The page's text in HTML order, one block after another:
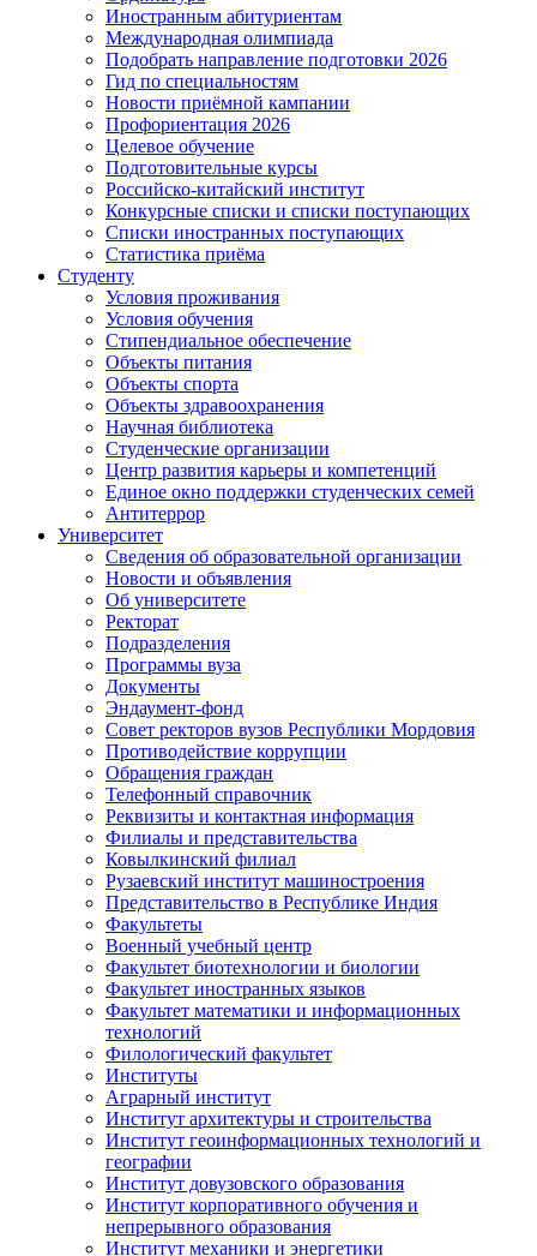
Иностранным абитуриентам
Международная олимпиада
Подобрать направление подготовки 2026
Гид по специальностям
Новости приёмной кампании
Профориентация 2026
Целевое обучение
Подготовительные курсы
Российско-китайский институт
Конкурсные списки и списки поступающих
Списки иностранных поступающих
Статистика приёма
Студенту
Условия проживания
Условия обучения
Стипендиальное обеспечение
Объекты питания
Объекты спорта
Объекты здравоохранения
Научная библиотека
Студенческие организации
Центр развития карьеры и компетенций
Единое окно поддержки студенческих семей
Антитеррор
Университет
Сведения об образовательной организации
Новости и объявления
Об университете
Ректорат
Подразделения
Программы вуза
Документы
Эндаумент-фонд
Совет ректоров вузов Республики Мордовия
Противодействие коррупции
Обращения граждан
Телефонный справочник
Реквизиты и контактная информация
Филиалы и представительства
Ковылкинский филиал
Рузаевский институт машиностроения
Представительство в Республике Индия
Факультеты
Военный учебный центр
Факультет биотехнологии и биологии
Факультет иностранных языков
Факультет математики и информационных
технологий
Филологический факультет
Институты
Аграрный институт
Институт архитектуры и строительства
Институт геоинформационных технологий и
географии
Институт довузовского образования
Институт корпоративного обучения и
непрерывного образования
Институт механики и энергетики